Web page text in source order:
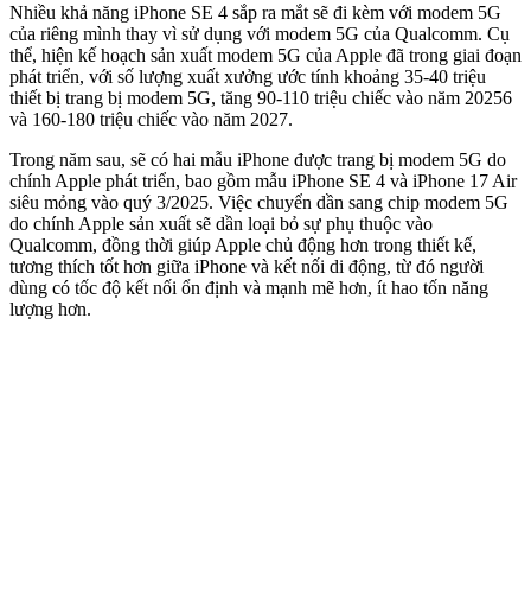
Nhiều khả năng iPhone SE 4 sắp ra mắt sẽ đi kèm với modem 5G
của riêng mình thay vì sử dụng với modem 5G của Qualcomm. Cụ
thể, hiện kế hoạch sản xuất modem 5G của Apple đã trong giai đoạn
phát triển, với số lượng xuất xưởng ước tính khoảng 35-40 triệu
thiết bị trang bị modem 5G, tăng 90-110 triệu chiếc vào năm 20256
và 160-180 triệu chiếc vào năm 2027.
Trong năm sau, sẽ có hai mẫu iPhone được trang bị modem 5G do
chính Apple phát triển, bao gồm mẫu iPhone SE 4 và iPhone 17 Air
siêu mỏng vào quý 3/2025. Việc chuyển dần sang chip modem 5G
do chính Apple sản xuất sẽ dần loại bỏ sự phụ thuộc vào
Qualcomm, đồng thời giúp Apple chủ động hơn trong thiết kế,
tương thích tốt hơn giữa iPhone và kết nối di động, từ đó người
dùng có tốc độ kết nối ổn định và mạnh mẽ hơn, ít hao tốn năng
lượng hơn.